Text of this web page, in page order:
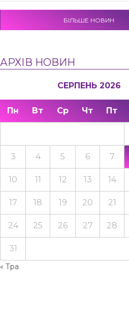
БІЛЬШЕ НОВИН
АРХІВ НОВИН
СЕРПЕНЬ 2026
Пн Вт Ср Чт Пт
« Тра
3 4 5 6 7
10 11 12 13 14
17 18 19 20 21
24 25 26 27 28
31